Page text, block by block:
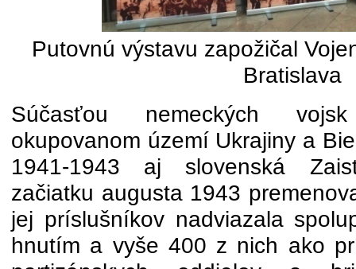
Putovnú výstavu zapožičal
Bratislava
Súčasťou nemeckých
okupovanom území Ukrajiny a
1941-1943 aj slovenská
začiatku augusta 1943
jej príslušníkov nadviazala
hnutím a vyše 400 z nich ako